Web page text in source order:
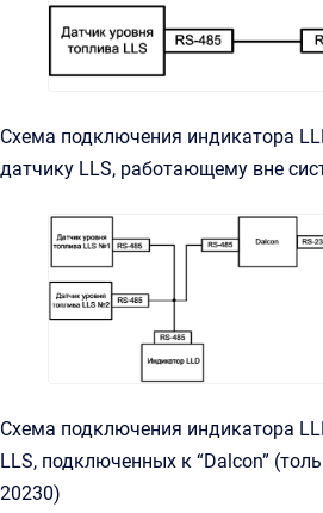
Схема подключения индикатора
датчику LLS, работающему вне
Схема подключения индикатора
LLS, подключенных к “Dalcon”
20230)